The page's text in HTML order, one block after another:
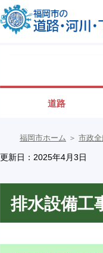
道路
福岡市ホーム ＞ 市政全
更新日：2025年4月3日
排水設備工